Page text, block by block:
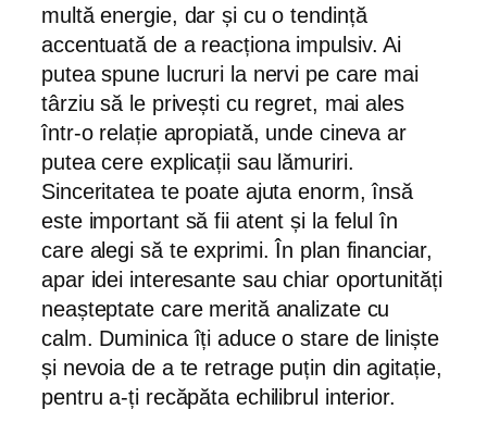
multă energie, dar și cu o tendință
accentuată de a reacționa impulsiv. Ai
putea spune lucruri la nervi pe care mai
târziu să le privești cu regret, mai ales
într-o relație apropiată, unde cineva ar
putea cere explicații sau lămuriri.
Sinceritatea te poate ajuta enorm, însă
este important să fii atent și la felul în
care alegi să te exprimi. În plan financiar,
apar idei interesante sau chiar oportunități
neașteptate care merită analizate cu
calm. Duminica îți aduce o stare de liniște
și nevoia de a te retrage puțin din agitație,
pentru a-ți recăpăta echilibrul interior.